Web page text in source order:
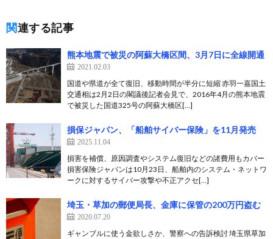
関連する記事
熊本地震で被災の阿蘇大橋区間、3月7日に全線開通
2021.02.03
国道や県道が全て復旧、移動時間が半分に短縮 赤羽一嘉国土
交通相は2月2日の閣議後記者会見で、2016年4月の熊本地震
で被災した国道325号の阿蘇大橋区[…]
損保ジャパン、「船舶サイバー保険」を11月発売
2025.11.04
損害を補償、原因調査やシステム復旧などの諸費用もカバー
損害保険ジャパンは10月23日、船舶内のシステム・ネットワ
ークに対するサイバー攻撃や不正アクセ[…]
埼玉・草加の郵便局長、金庫に保管の200万円盗む
2020.07.20
ギャンブルに使う金欲しさか、警察への告訴検討 埼玉県草加